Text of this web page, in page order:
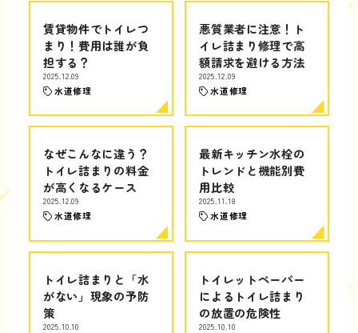
賃貸物件でトイレつ
まり！費用は誰が負
担する？
2025.12.09
水道修理
悪質業者に注意！ト
イレ詰まり修理で高
額請求を避ける方法
2025.12.09
水道修理
なぜこんなに違う？
トイレ詰まりの料金
が高くなるケース
2025.12.09
水道修理
最新キッチン水栓の
トレンドと機能別費
用比較
2025.11.18
水道修理
トイレ詰まりと「水
がない」現象の予防
策
2025.10.10
トイレットペーパー
によるトイレ詰まり
の放置の危険性
2025.10.10